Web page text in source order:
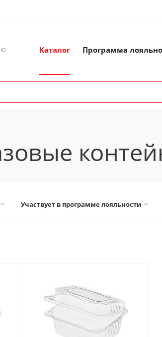
Каталог Программа
Участвует в программе лояльности